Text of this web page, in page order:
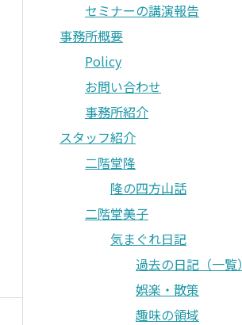
セミナーの講演報告
事務所概要
Policy
お問い合わせ
事務所紹介
スタッフ紹介
二階堂隆
隆の四方山話
二階堂美子
気まぐれ日記
過去の日記（一覧）
娯楽・散策
趣味の領域